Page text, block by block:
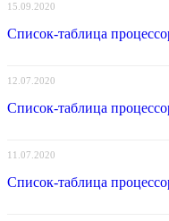
15.09.2020
Список-таблица
12.07.2020
Список-таблица
11.07.2020
Список-таблица